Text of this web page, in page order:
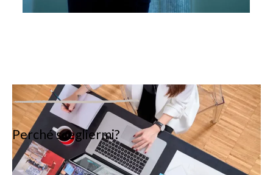
Perché scegliermi?